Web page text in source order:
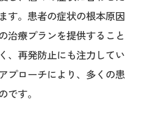
す。患者の症状の根本原因
治療プランを提供すること
、再発防止にも注力してい
プローチにより、多くの患
す。